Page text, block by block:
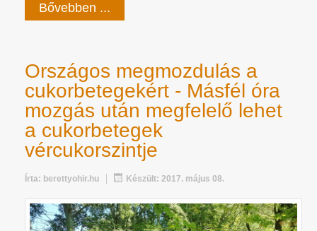
Bővebben ...
Országos megmozdulás a
cukorbetegekért - Másfél óra
mozgás után megfelelő lehet
a cukorbetegek
vércukorszintje
Írta: berettyohir.hu Készült: 2017. május 08.